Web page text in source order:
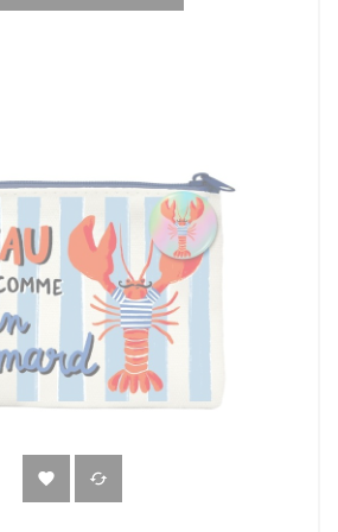
 